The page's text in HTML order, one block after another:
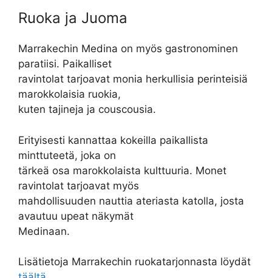
Ruoka ja Juoma
Marrakechin Medina on myös gastronominen
paratiisi. Paikalliset
ravintolat tarjoavat monia herkullisia perinteisiä
marokkolaisia ruokia,
kuten tajineja ja couscousia.
Erityisesti kannattaa kokeilla paikallista
minttuteetä, joka on
tärkeä osa marokkolaista kulttuuria. Monet
ravintolat tarjoavat myös
mahdollisuuden nauttia ateriasta katolla, josta
avautuu upeat näkymät
Medinaan.
Lisätietoja Marrakechin ruokatarjonnasta löydät